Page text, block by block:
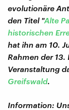
evolutionäre
den Titel "Alte
historischen
hat ihn am 10.
Rahmen der
Veranstaltung
Greifswald.
Information: